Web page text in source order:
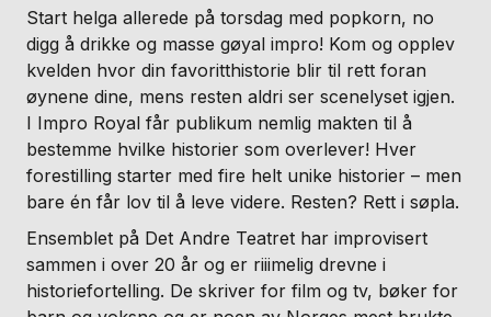
Start helga allerede på torsdag med popkorn, no
digg å drikke og masse gøyal impro! Kom og opplev
kvelden hvor din favoritthistorie blir til rett foran
øynene dine, mens resten aldri ser scenelyset igjen.
I Impro Royal får publikum nemlig makten til å
bestemme hvilke historier som overlever! Hver
forestilling starter med fire helt unike historier – men
bare én får lov til å leve videre. Resten? Rett i søpla.
Ensemblet på Det Andre Teatret har improvisert
sammen i over 20 år og er riiimelig drevne i
historiefortelling. De skriver for film og tv, bøker for